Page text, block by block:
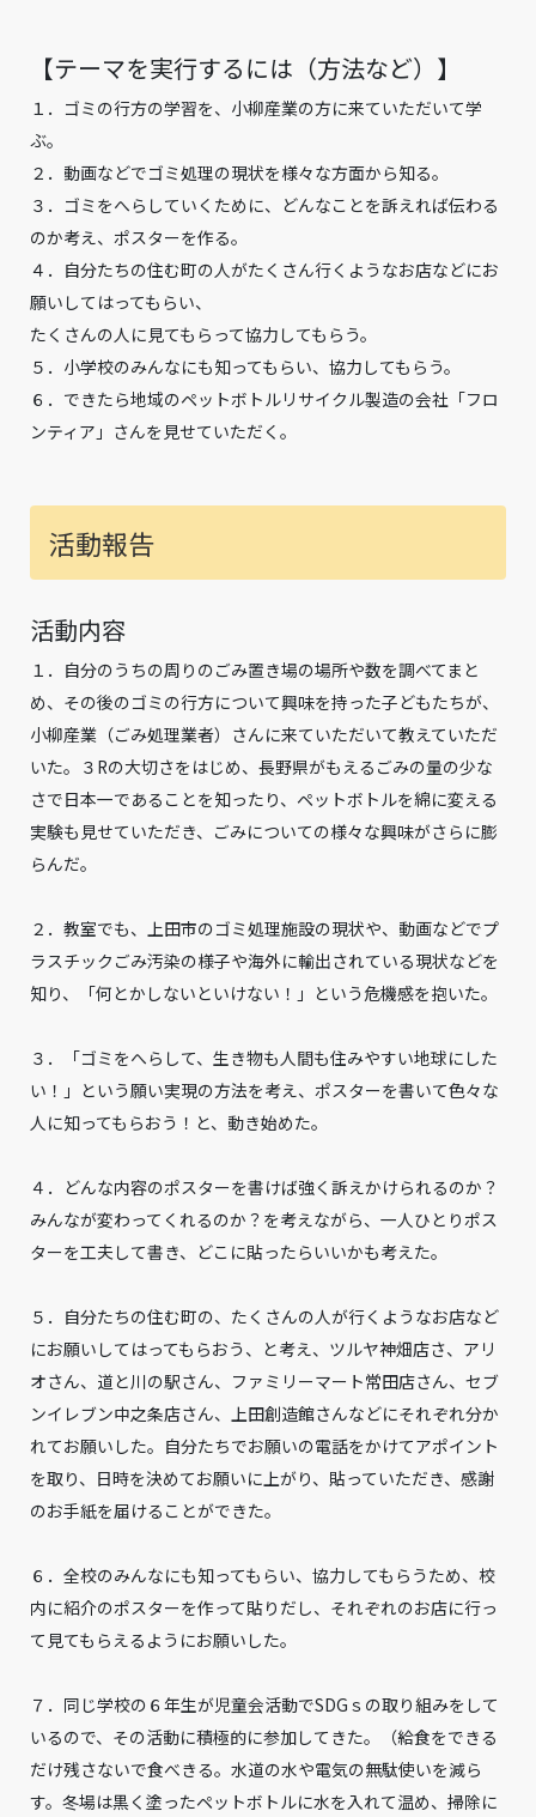
【テーマを実行するには（方法など）】
１．ゴミの行方の学習を、小柳産業の方に来ていただいて学
ぶ。
２．動画などでゴミ処理の現状を様々な方面から知る。
３．ゴミをへらしていくために、どんなことを訴えれば伝わる
のか考え、ポスターを作る。
４．自分たちの住む町の人がたくさん行くようなお店などにお
願いしてはってもらい、
たくさんの人に見てもらって協力してもらう。
５．小学校のみんなにも知ってもらい、協力してもらう。
６．できたら地域のペットボトルリサイクル製造の会社「フロ
ンティア」さんを見せていただく。
活動報告
活動内容
１．自分のうちの周りのごみ置き場の場所や数を調べてまと
め、その後のゴミの行方について興味を持った子どもたちが、
小柳産業（ごみ処理業者）さんに来ていただいて教えていただ
いた。３Rの大切さをはじめ、長野県がもえるごみの量の少な
さで日本一であることを知ったり、ペットボトルを綿に変える
実験も見せていただき、ごみについての様々な興味がさらに膨
らんだ。
２．教室でも、上田市のゴミ処理施設の現状や、動画などでプ
ラスチックごみ汚染の様子や海外に輸出されている現状などを
知り、「何とかしないといけない！」という危機感を抱いた。
３．「ゴミをへらして、生き物も人間も住みやすい地球にした
い！」という願い実現の方法を考え、ポスターを書いて色々な
人に知ってもらおう！と、動き始めた。
４．どんな内容のポスターを書けば強く訴えかけられるのか？
みんなが変わってくれるのか？を考えながら、一人ひとりポス
ターを工夫して書き、どこに貼ったらいいかも考えた。
５．自分たちの住む町の、たくさんの人が行くようなお店など
にお願いしてはってもらおう、と考え、ツルヤ神畑店さ、アリ
オさん、道と川の駅さん、ファミリーマート常田店さん、セブ
ンイレブン中之条店さん、上田創造館さんなどにそれぞれ分か
れてお願いした。自分たちでお願いの電話をかけてアポイント
を取り、日時を決めてお願いに上がり、貼っていただき、感謝
のお手紙を届けることができた。
６．全校のみんなにも知ってもらい、協力してもらうため、校
内に紹介のポスターを作って貼りだし、それぞれのお店に行っ
て見てもらえるようにお願いした。
７．同じ学校の６年生が児童会活動でSDGｓの取り組みをして
いるので、その活動に積極的に参加してきた。（給食をできる
だけ残さないで食べきる。水道の水や電気の無駄使いを減ら
す。冬場は黒く塗ったペットボトルに水を入れて温め、掃除に